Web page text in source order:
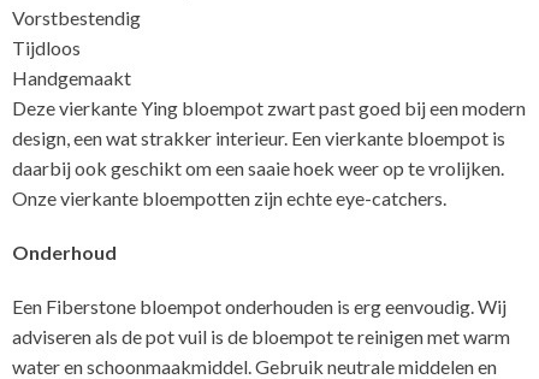
Vorstbestendig
Tijdloos
Handgemaakt
Deze vierkante Ying bloempot zwart past goed bij een modern
design, een wat strakker interieur. Een vierkante bloempot is
daarbij ook geschikt om een saaie hoek weer op te vrolijken.
Onze vierkante bloempotten zijn echte eye-catchers.
Onderhoud
Een Fiberstone bloempot onderhouden is erg eenvoudig. Wij
adviseren als de pot vuil is de bloempot te reinigen met warm
water en schoonmaakmiddel. Gebruik neutrale middelen en